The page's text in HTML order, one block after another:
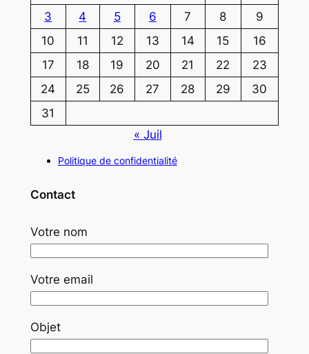
3
4 5 6 7 8
9
10
11 12 13 14 15
16
17
18 19 20 21 22
23
24
25 26 27 28 29
30
31
« Juil
Politique de confidentialité
Contact
Votre nom
Votre email
Objet